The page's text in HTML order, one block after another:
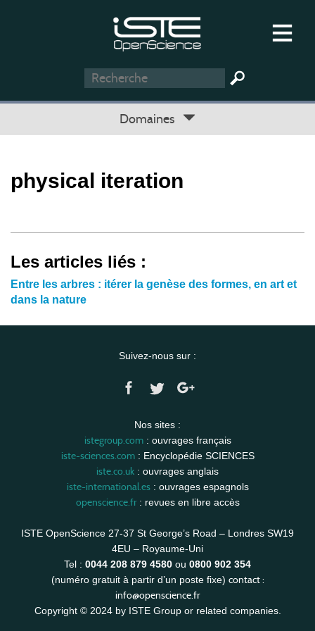
Domaines
physical iteration
Les articles liés :
Entre les arbres : itérer la genèse des formes, en art et
dans la nature
Suivez-nous sur :
Nos sites :
istegroup.com: ouvrages français
iste-sciences.com: Encyclopédie SCIENCES
iste.co.uk : ouvrages anglais
iste-international.es: ouvrages espagnols
openscience.fr: revues en libre accès
ISTE OpenScience 27-37 St George’s Road – Londres SW19
4EU – Royaume-Uni
Tel : 0044 208 879 4580 ou 0800 902 354
(numéro gratuit à partir d’un poste fixe) contact :
info@openscience.fr
Copyright © 2024 by ISTE Group or related companies.